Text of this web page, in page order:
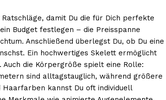
damit Du die für Dich perfekte
Budget festlegen – die Preisspanne
Anschließend überlegst Du, ob Du eine
Ein hochwertiges Skelett ermöglicht
die Körpergröße spielt eine Rolle:
sind alltagstauglich, während größere
kannst Du oft individuell